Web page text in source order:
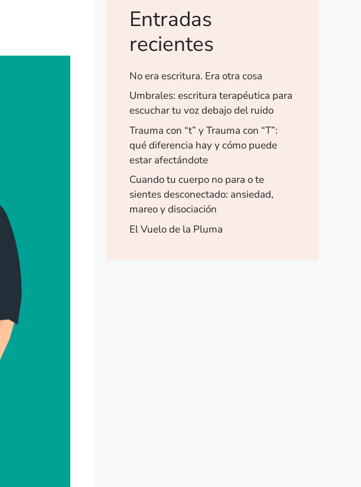
Entradas
recientes
No era escritura. Era otra cosa
Umbrales: escritura terapéutica para
escuchar tu voz debajo del ruido
Trauma con “t” y Trauma con “T”:
qué diferencia hay y cómo puede
estar afectándote
Cuando tu cuerpo no para o te
sientes desconectado: ansiedad,
mareo y disociación
El Vuelo de la Pluma